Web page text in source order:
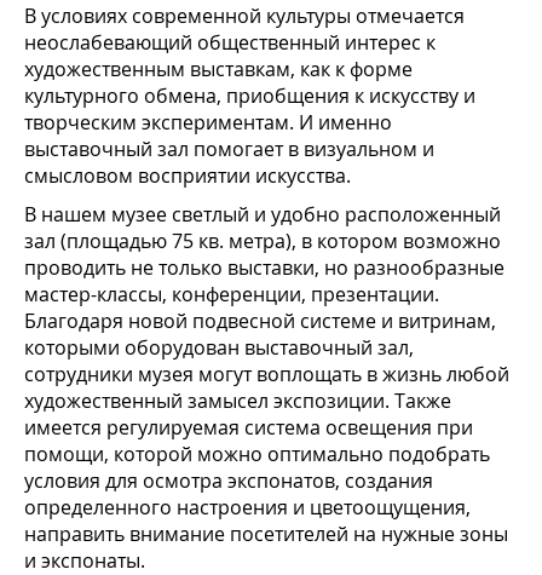
В условиях современной культуры отмечается
неослабевающий общественный интерес к
художественным выставкам, как к форме
культурного обмена, приобщения к искусству и
творческим экспериментам. И именно
выставочный зал помогает в визуальном и
смысловом восприятии искусства.
В нашем музее светлый и удобно расположенный
зал (площадью 75 кв. метра), в котором возможно
проводить не только выставки, но разнообразные
мастер-классы, конференции, презентации.
Благодаря новой подвесной системе и витринам,
которыми оборудован выставочный зал,
сотрудники музея могут воплощать в жизнь любой
художественный замысел экспозиции. Также
имеется регулируемая система освещения при
помощи, которой можно оптимально подобрать
условия для осмотра экспонатов, создания
определенного настроения и цветоощущения,
направить внимание посетителей на нужные зоны
и экспонаты.